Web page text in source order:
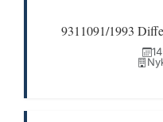
9311091/1993